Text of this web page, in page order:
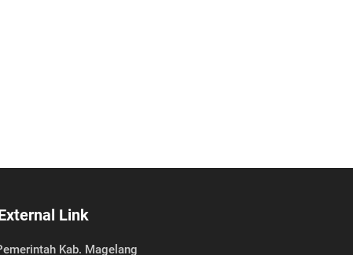
Link
Kab. Magelang